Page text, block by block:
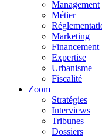
Management
Métier
Marketing
Financement
Expertise
Urbanisme
Fiscalité
Zoom
Stratégies
Interviews
Tribunes
Dossiers